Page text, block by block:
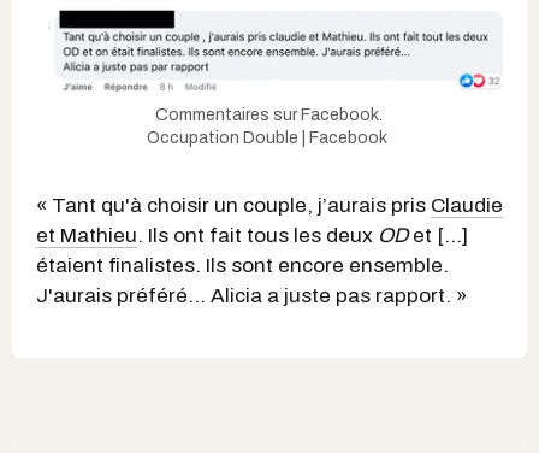
Commentaires sur Facebook.
Occupation Double | Facebook
« Tant qu'à choisir un couple, j’aurais pris Claudie
et Mathieu. Ils ont fait tous les deux ODet [...]
étaient finalistes. Ils sont encore ensemble.
J'aurais préféré... Alicia a juste pas rapport. »